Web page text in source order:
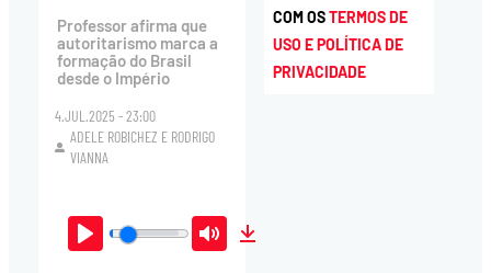
Professor afirma que
autoritarismo marca a
formação do Brasil
desde o Império
4.JUL.2025 - 23:00
ADELE ROBICHEZ E RODRIGO
VIANNA
Play Mute
COM OSTERMOS DE
USO E POLÍTICA DE
PRIVACIDADE